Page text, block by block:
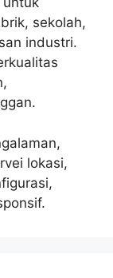
sekolah,
industri.
lokasi,